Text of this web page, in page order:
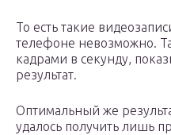
То есть такие
телефоне невозможно.
кадрами в секунду,
результат.
Оптимальный же
удалось получить лишь